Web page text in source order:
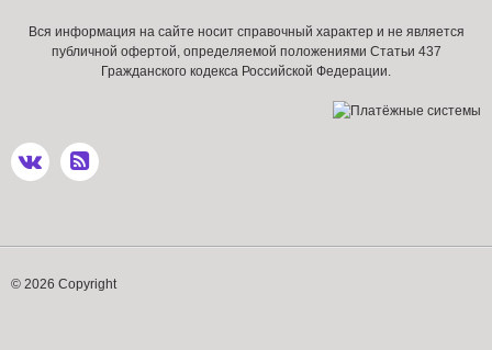
Вся информация на сайте носит справочный характер и не является
публичной офертой, определяемой положениями Статьи 437
Гражданского кодекса Российской Федерации.
© 2026 Copyright